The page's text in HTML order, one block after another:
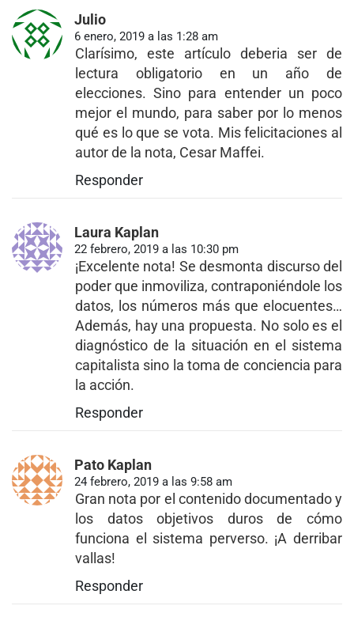
Julio
6 enero, 2019 a las 1:28 am
Clarísimo, este artículo deberia ser de
lectura obligatorio en un año de
elecciones. Sino para entender un poco
mejor el mundo, para saber por lo menos
qué es lo que se vota. Mis felicitaciones al
autor de la nota, Cesar Maffei.
Responder
Laura Kaplan
22 febrero, 2019 a las 10:30 pm
¡Excelente nota! Se desmonta discurso del
poder que inmoviliza, contraponiéndole los
datos, los números más que elocuentes…
Además, hay una propuesta. No solo es el
diagnóstico de la situación en el sistema
capitalista sino la toma de conciencia para
la acción.
Responder
Pato Kaplan
24 febrero, 2019 a las 9:58 am
Gran nota por el contenido documentado y
los datos objetivos duros de cómo
funciona el sistema perverso. ¡A derribar
vallas!
Responder